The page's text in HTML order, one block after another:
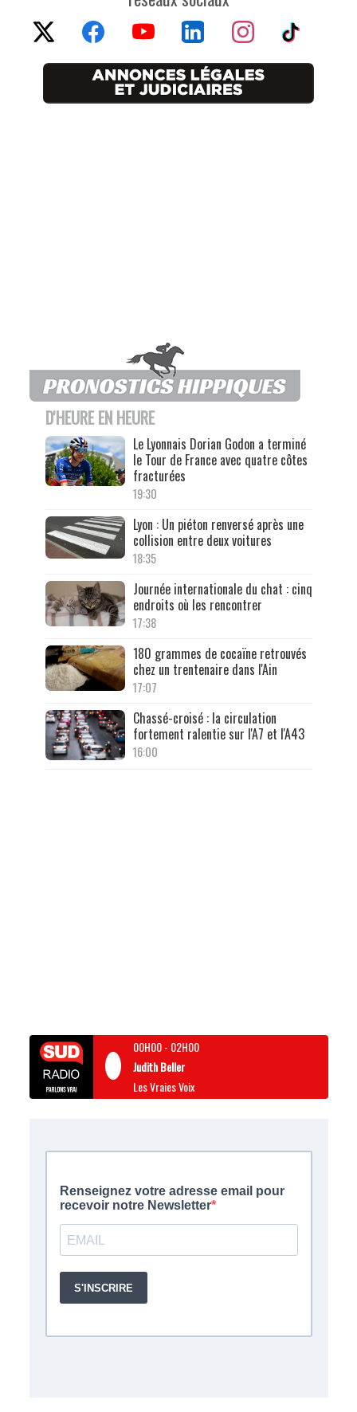
D'HEURE EN HEURE
Le Lyonnais Dorian Godon a terminé
le Tour de France avec quatre côtes
fracturées
19:30
Lyon : Un piéton renversé après une
collision entre deux voitures
18:35
Journée internationale du chat : cinq
endroits où les rencontrer
17:38
180 grammes de cocaïne retrouvés
chez un trentenaire dans l'Ain
17:07
Chassé-croisé : la circulation
fortement ralentie sur l'A7 et l'A43
16:00
00H00- 02H00
Judith Beller
Les Vraies Voix